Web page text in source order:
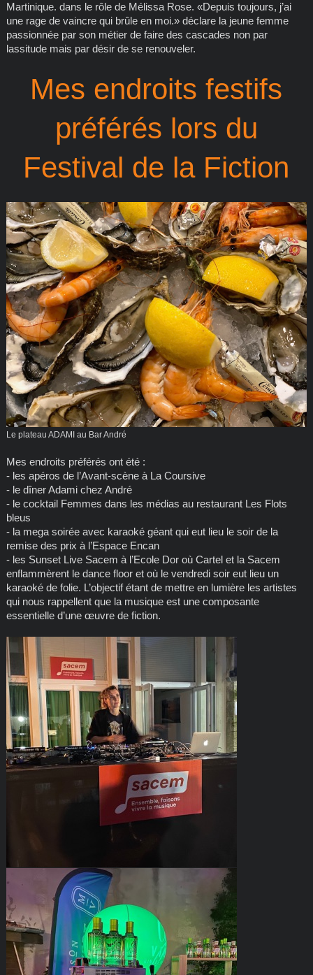
Martinique. dans le rôle de Mélissa Rose. «Depuis toujours, j’ai
une rage de vaincre qui brûle en moi.» déclare la jeune femme
passionnée par son métier de faire des cascades non par
lassitude mais par désir de se renouveler.
Mes endroits festifs
préférés lors du
Festival de la Fiction
Le plateau ADAMI au Bar André
Mes endroits préférés ont été :
- les apéros de l’Avant-scène à La Coursive
- le dîner Adami chez André
- le cocktail Femmes dans les médias au restaurant Les Flots
bleus
- la mega soirée avec karaoké géant qui eut lieu le soir de la
remise des prix à l’Espace Encan
- les Sunset Live Sacem à l’Ecole Dor où Cartel et la Sacem
enflammèrent le dance floor et où le vendredi soir eut lieu un
karaoké de folie. L’objectif étant de mettre en lumière les artistes
qui nous rappellent que la musique est une composante
essentielle d’une œuvre de fiction.